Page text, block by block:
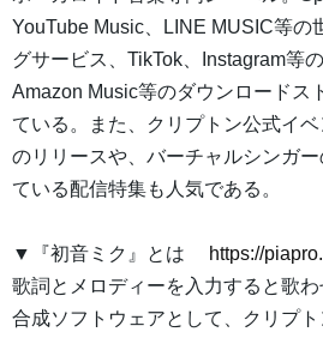
YouTube Music、LINE MUSIC等の
グサービス、TikTok、Instagram等
Amazon Music等のダウンロードス
ている。また、クリプトン公式イ
のリリースや、バーチャルシンガ
ている配信特集も人気である。
▼『初音ミク』とは
https://
歌詞とメロディーを入力すると歌
合成ソフトウェアとして、クリプ